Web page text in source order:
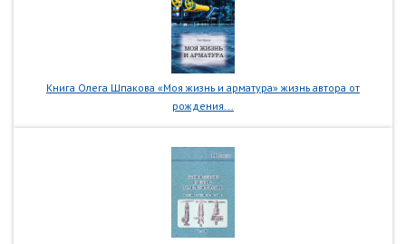
Книга Олега Шпакова «Моя жизнь и арматура» жизнь автора от
рождения...